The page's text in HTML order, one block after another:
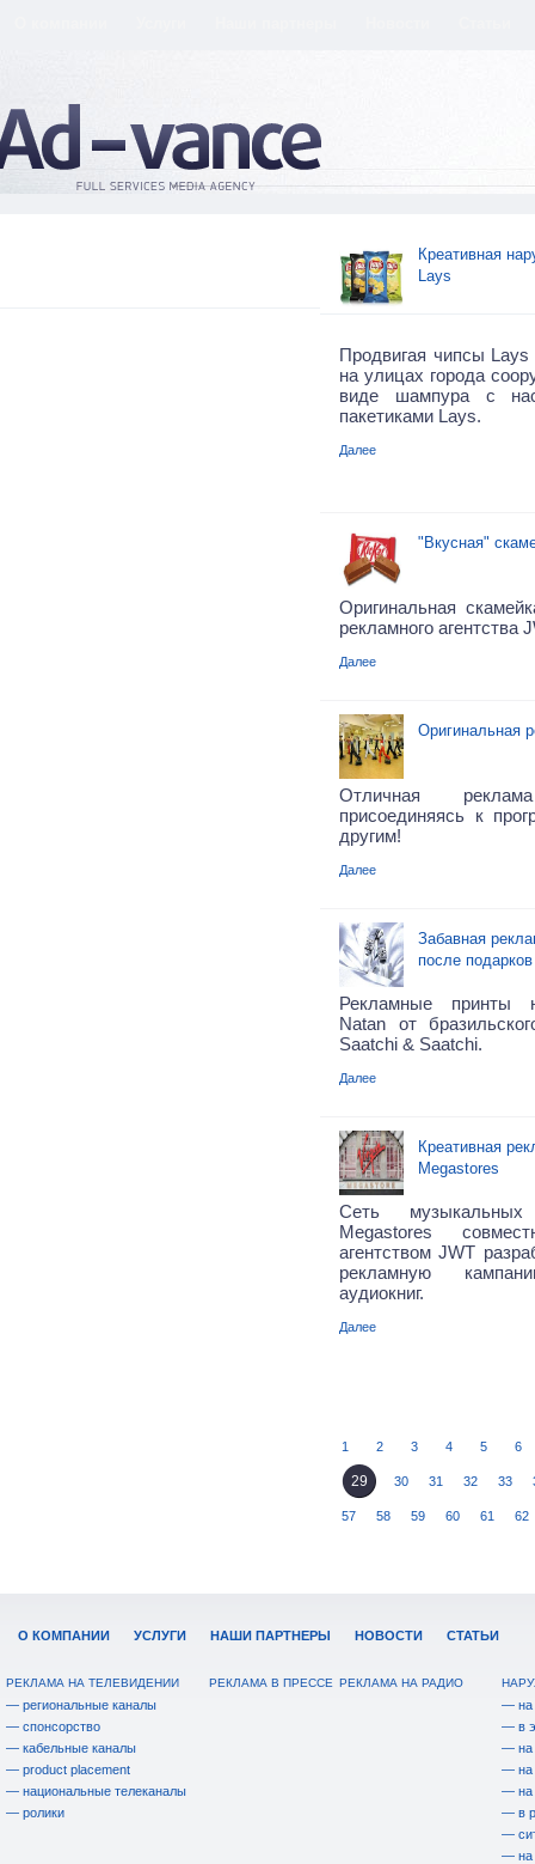
Креативная
Lays
Продвигая чипсы
на улицах города
виде шампура с
пакетиками Lays.
Далее
"Вкусная"
Оригинальная
рекламного агентства
Далее
Оригинальная
Отличная
присоединяясь к
другим!
Далее
Забавная
после
Рекламные принты
Natan от
Saatchi & Saatchi.
Далее
Креативная
Megastores
Cеть
Megastores
агентством JWT
рекламную
аудиокниг.
Далее
1 2 3 4 5 6
29 30 31 32 33
57 58 59 60 61 62
О КОМПАНИИ УСЛУГИ НАШИ ПАРТНЕРЫ НОВОСТИ СТАТЬИ
РЕКЛАМА НА ТЕЛЕВИДЕНИИ
— региональные каналы
— спонсорство
— кабельные каналы
— product placement
— национальные телеканалы
— ролики
РЕКЛАМА В ПРЕССЕ РЕКЛАМА НА РАДИО
— на
— в
— на
— на
— на
— в
—
— на